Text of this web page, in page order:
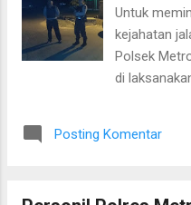
AKBP
dengan
mencegah
dan
Untuk
kejahatan
Polsek
di
hari ke
Posting Komentar